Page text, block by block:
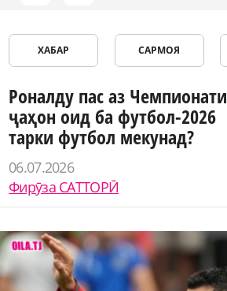
ХАБАР САРМОЯ
Роналду пас аз Чемпионати
ҷаҳон оид ба футбол-2026
тарки футбол мекунад?
06.07.2026
Фирӯза САТТОРӢ